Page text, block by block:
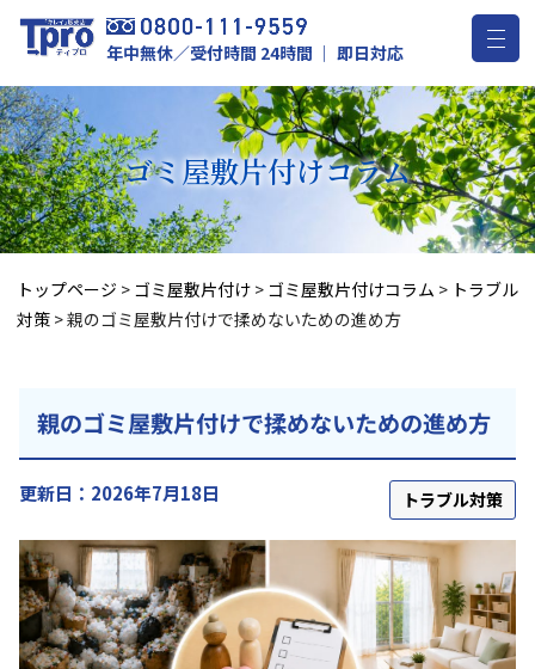
年中無休／受付時間 24時間 ｜ 即日対応
ゴミ屋敷片付けコラム
トップページ > ゴミ屋敷片付け > ゴミ屋敷片付けコラム > トラブル
対策 >親のゴミ屋敷片付けで揉めないための進め方
親のゴミ屋敷片付けで揉めないための進め方
更新日：2026年7月18日 トラブル対策